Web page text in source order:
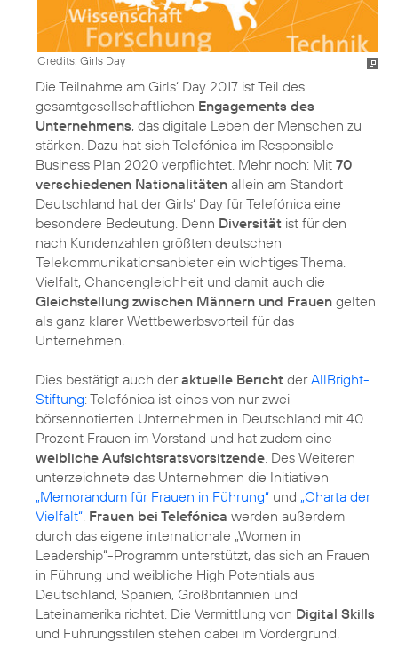
Credits: Girls Day
Die Teilnahme am Girls‘ Day 2017 ist Teil des
gesamtgesellschaftlichen Engagements des
Unternehmens, das digitale Leben der Menschen zu
stärken. Dazu hat sich Telefónica im Responsible
Business Plan 2020 verpflichtet. Mehr noch: Mit 70
verschiedenen Nationalitäten allein am Standort
Deutschland hat der Girls‘ Day für Telefónica eine
besondere Bedeutung. Denn Diversität ist für den
nach Kundenzahlen größten deutschen
Telekommunikationsanbieter ein wichtiges Thema.
Vielfalt, Chancengleichheit und damit auch die
Gleichstellung zwischen Männern und Frauen gelten
als ganz klarer Wettbewerbsvorteil für das
Unternehmen.
Dies bestätigt auch deraktuelle Bericht derAllBright-
Stiftung: Telefónica ist eines von nur zwei
börsennotierten Unternehmen in Deutschland mit 40
Prozent Frauen im Vorstand und hat zudem eine
weibliche Aufsichtsratsvorsitzende. Des Weiteren
unterzeichnete das Unternehmen die Initiativen
„Memorandum für Frauen in Führung“ und „Charta der
Vielfalt“. Frauen bei Telefónica werden außerdem
durch das eigene internationale „Women in
Leadership“-Programm unterstützt, das sich an Frauen
in Führung und weibliche High Potentials aus
Deutschland, Spanien, Großbritannien und
Lateinamerika richtet. Die Vermittlung von Digital Skills
und Führungsstilen stehen dabei im Vordergrund.